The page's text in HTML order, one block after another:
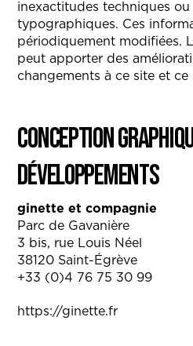
inexactitudes techniques ou
typographiques. Ces
périodiquement modifiées.
peut apporter des
changements à ce site et ce
Conception
Développements
ginette et compagnie
Parc de Gavanière
3 bis, rue Louis Néel
38120 Saint-Égrève
+33 (0)4 76 75 30 99
https://ginette.fr